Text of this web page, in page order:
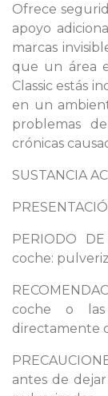
Ofrece
apoyo
marcas
que un área
Classic estás
en un
problemas
crónicas
SUSTANCIA
PERIODO
coche:
coche o las
directamente
antes de